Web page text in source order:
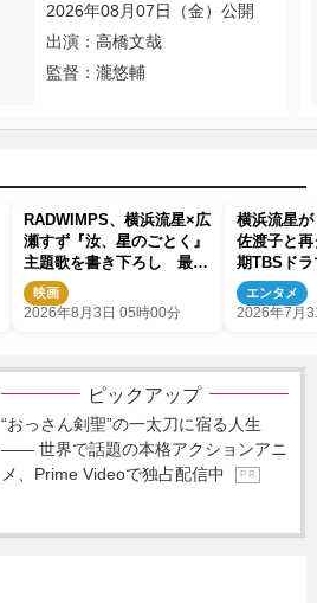
2026年08月07日（金）公開
出演：高橋文哉
監督：瀧悠輔
RADWIMPS、横浜流星×広
瀬すず『汝、星のごとく』
主題歌を書き下ろし 最新
予告＆新ビジュアル解禁
映画
2026年8月3日 05時00分
横浜流星
佐渡子と
期TBSド
で主演
エンタメ
2026年7月
ピックアップ
“おっさん剣聖”の一太刀に宿る人生
―― 世界で話題の本格アクションアニ
メ、Prime Videoで独占配信中
P R